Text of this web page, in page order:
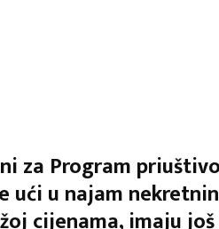
za Program
ući u najam
cijenama, imaju